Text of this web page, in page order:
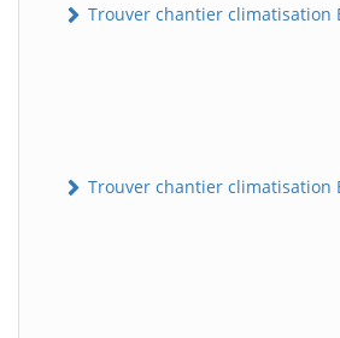
Trouver chantier climatisation
Trouver chantier climatisation